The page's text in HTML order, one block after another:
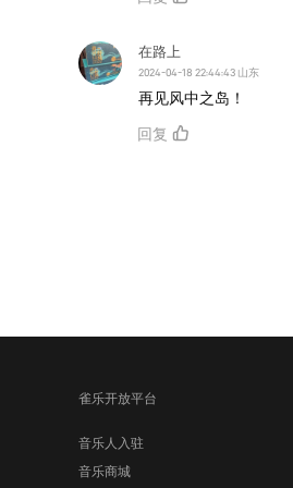
在路上
2024-04-18 22:44:43 山东
再见风中之岛！
回复
雀乐开放平台
音乐人入驻
音乐商城